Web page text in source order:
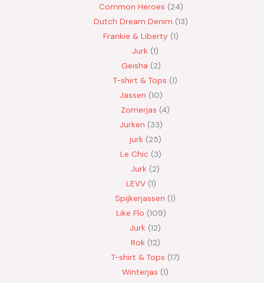
Common Heroes 24
Dutch Dream Denim 13
Frankie & Liberty 1
Jurk 1
Geisha 2
T-shirt & Tops 1
Jassen 10
Zomerjas 4
Jurken 33
jurk 25
Le Chic 3
Jurk 2
LEVV 1
Spijkerjassen 1
Like Flo 109
Jurk 12
Rok 12
T-shirt & Tops 17
Winterjas 1